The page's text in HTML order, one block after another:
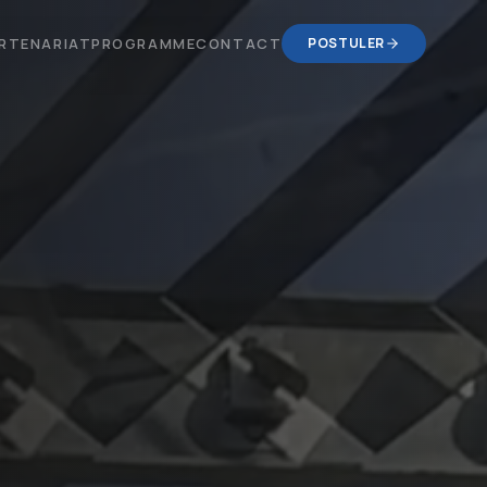
PROGRAMMECONTACT POSTULER